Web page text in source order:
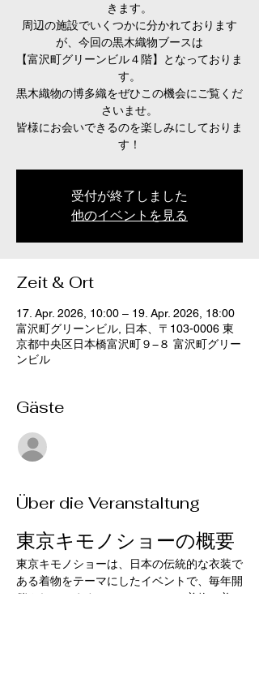
きます。
周辺の施設でいくつかに分かれております
が、今回の黒木織物ブースは
【富沢町グリーンビル４階】となっておりま
す。
黒木織物の博多織をぜひこの機会にご覧くだ
さいませ。
皆様にお会いできるのを楽しみにしておりま
す！
受付が終了しました
他のイベントを見る
Zeit & Ort
17. Apr. 2026, 10:00 – 19. Apr. 2026, 18:00
富沢町グリーンビル, 日本、〒103-0006 東
京都中央区日本橋富沢町９−８ 富沢町グリー
ンビル
Gäste
Über die Veranstaltung
東京キモノショーの概要
東京キモノショーは、日本の伝統的な衣装で
ある着物をテーマにしたイベントで、毎年開
催されています。このショーは、着物の美し